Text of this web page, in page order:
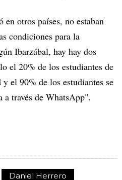
otros países, no estaban
condiciones para la
Ibarzábal, hay hay dos
el 20% de los estudiantes de
el 90% de los estudiantes se
a través de WhatsApp".
Daniel Herrero